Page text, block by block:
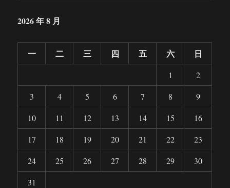
2026 年 8 月
一 二 三 四 五 六 日
1
2
3
4 5 6 7 8
9
10
11 12 13 14 15
16
17
18 19 20 21 22
23
24
25 26 27 28 29
30
31